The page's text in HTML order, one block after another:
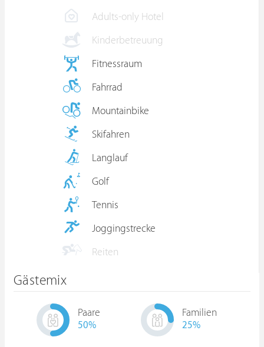
Adults-only Hotel
Kinderbetreuung
Fitnessraum
Fahrrad
Mountainbike
Skifahren
Langlauf
Golf
Tennis
Joggingstrecke
Reiten
Gästemix
Paare
50%
Familien
25%